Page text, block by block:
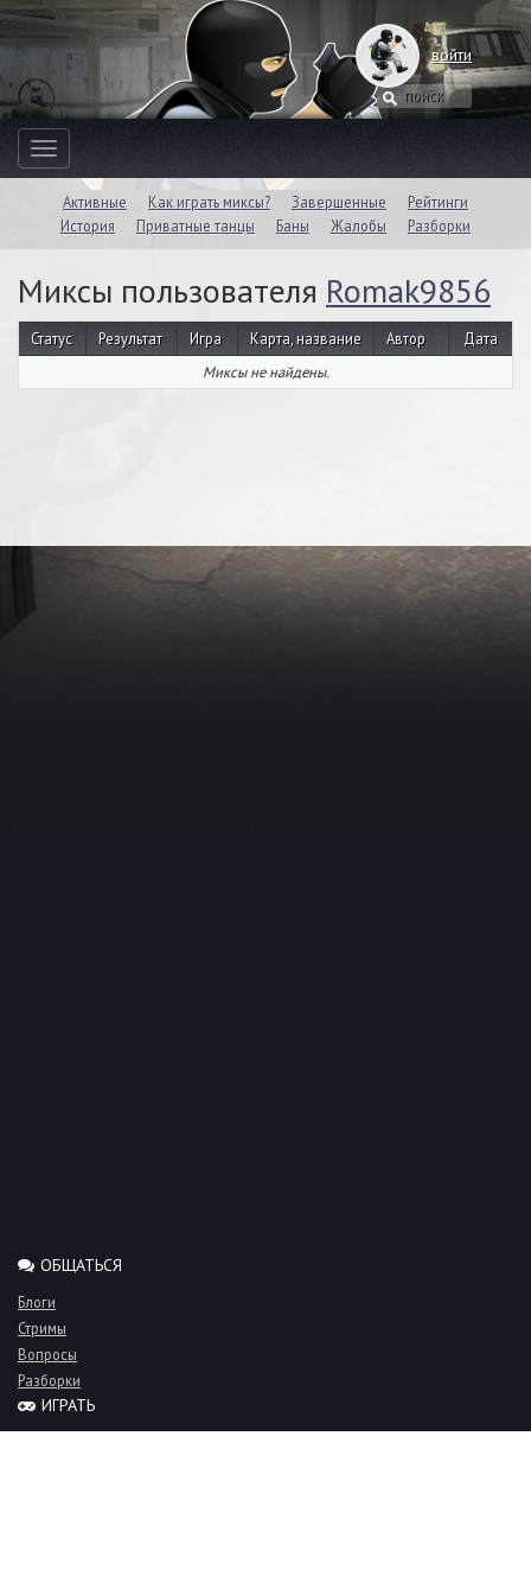
войти
Toggle
navigation
Активные Как играть миксы? Завершенные
Рейтинги
История
Приватные танцы Баны Жалобы Разборки
Миксы пользователя Romak9856
Миксы не найдены.
Статус Результат Игра Карта, название Автор Дата
ОБЩАТЬСЯ
Блоги
Стримы
Вопросы
Разборки
ИГРАТЬ